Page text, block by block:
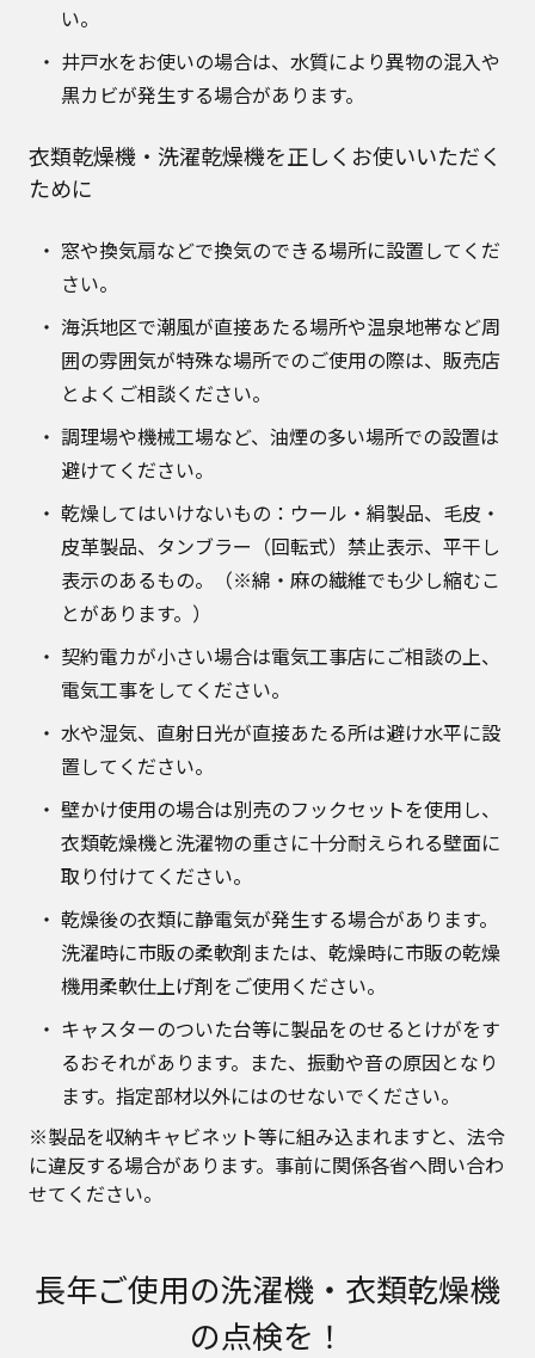
い。
井戸水をお使いの場合は、水質により異物の混入や
黒カビが発生する場合があります。
衣類乾燥機・洗濯乾燥機を正しくお使いいただく
ために
窓や換気扇などで換気のできる場所に設置してくだ
さい。
海浜地区で潮風が直接あたる場所や温泉地帯など周
囲の雰囲気が特殊な場所でのご使用の際は、販売店
とよくご相談ください。
調理場や機械工場など、油煙の多い場所での設置は
避けてください。
乾燥してはいけないもの：ウール・絹製品、毛皮・
皮革製品、タンブラー（回転式）禁止表示、平干し
表示のあるもの。（※綿・麻の繊維でも少し縮むこ
とがあります。）
契約電カが小さい場合は電気工事店にご相談の上、
電気工事をしてください。
水や湿気、直射日光が直接あたる所は避け水平に設
置してください。
壁かけ使用の場合は別売のフックセットを使用し、
衣類乾燥機と洗濯物の重さに十分耐えられる壁面に
取り付けてください。
乾燥後の衣類に静電気が発生する場合があります。
洗濯時に市販の柔軟剤または、乾燥時に市販の乾燥
機用柔軟仕上げ剤をご使用ください。
キャスターのついた台等に製品をのせるとけがをす
るおそれがあります。また、振動や音の原因となり
ます。指定部材以外にはのせないでください。
※製品を収納キャビネット等に組み込まれますと、法令
に違反する場合があります。事前に関係各省へ問い合わ
せてください。
長年ご使用の洗濯機・衣類乾燥機
の点検を！